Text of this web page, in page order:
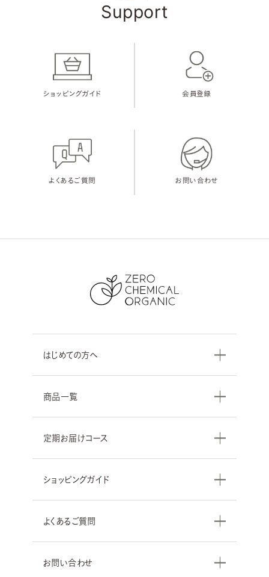
Support
ショッピングガイド 会員登録
よくあるご質問 お問い合わせ
はじめての方へ
商品一覧
定期お届けコース
ショッピングガイド
よくあるご質問
お問い合わせ